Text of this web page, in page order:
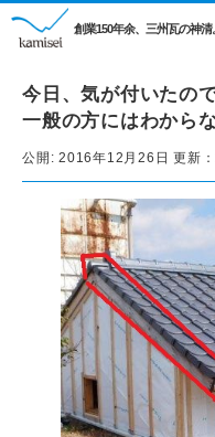
創業150年余、三州瓦の神清。
今日、気が付いたの
一般の方にはわから
公開: 2016年12月26日 更新：